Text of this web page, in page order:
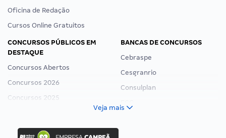
Oficina de Redação
Cursos Online Gratuitos
CONCURSOS PÚBLICOS EM
DESTAQUE
Concursos Abertos
Concursos 2026
Concursos 2025
Concurso Ibama
BANCAS DE CONCURSOS
Cebraspe
Cesgranrio
Consulplan
Veja mais